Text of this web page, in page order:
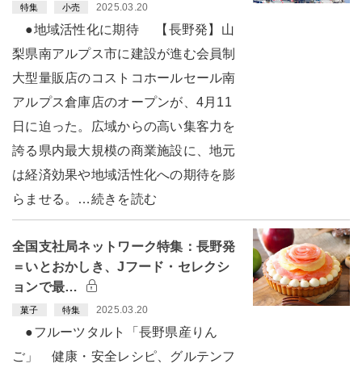
特集 小売 2025.03.20
●地域活性化に期待 【長野発】山
梨県南アルプス市に建設が進む会員制
大型量販店のコストコホールセール南
アルプス倉庫店のオープンが、4月11
日に迫った。広域からの高い集客力を
誇る県内最大規模の商業施設に、地元
は経済効果や地域活性化への期待を膨
らませる。…続きを読む
全国支社局ネットワーク特集：長野発
＝いとおかしき、Jフード・セレクシ
ョンで最…
菓子 特集 2025.03.20
●フルーツタルト「長野県産りん
ご」 健康・安全レシピ、グルテンフ